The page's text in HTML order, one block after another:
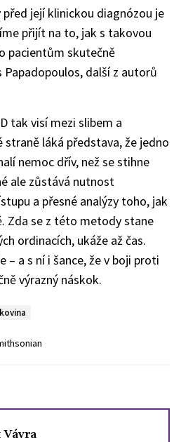
její klinickou diagnózou je
přijít na to, jak s takovou
pacientům skutečně
Papadopoulos, další z autorů
tak visí mezi slibem a
láká představa, že jedno
nemoc dřív, než se stihne
ale zůstává nutnost
a přesné analýzy toho, jak
Zda se z této metody stane
ordinacích, ukáže až čas.
– a s ní i šance, že v boji proti
výrazný náskok.
Vávra